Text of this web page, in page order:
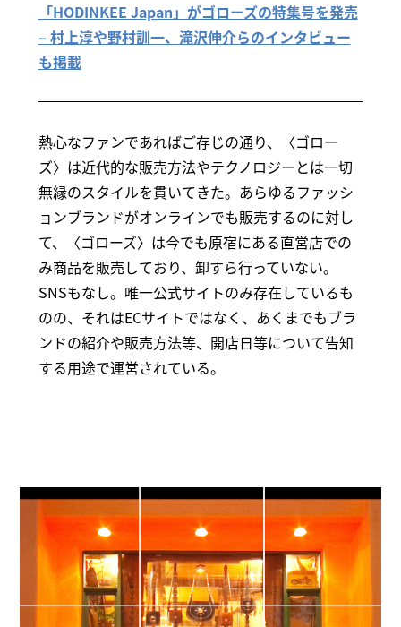
「HODINKEE Japan」がゴローズの特集号を発売
– 村上淳や野村訓一、滝沢伸介らのインタビュー
も掲載
熱心なファンであればご存じの通り、〈ゴロー
ズ〉は近代的な販売方法やテクノロジーとは一切
無縁のスタイルを貫いてきた。あらゆるファッシ
ョンブランドがオンラインでも販売するのに対し
て、〈ゴローズ〉は今でも原宿にある直営店での
み商品を販売しており、卸すら行っていない。
SNSもなし。唯一公式サイトのみ存在しているも
のの、それはECサイトではなく、あくまでもブラ
ンドの紹介や販売方法等、開店日等について告知
する用途で運営されている。